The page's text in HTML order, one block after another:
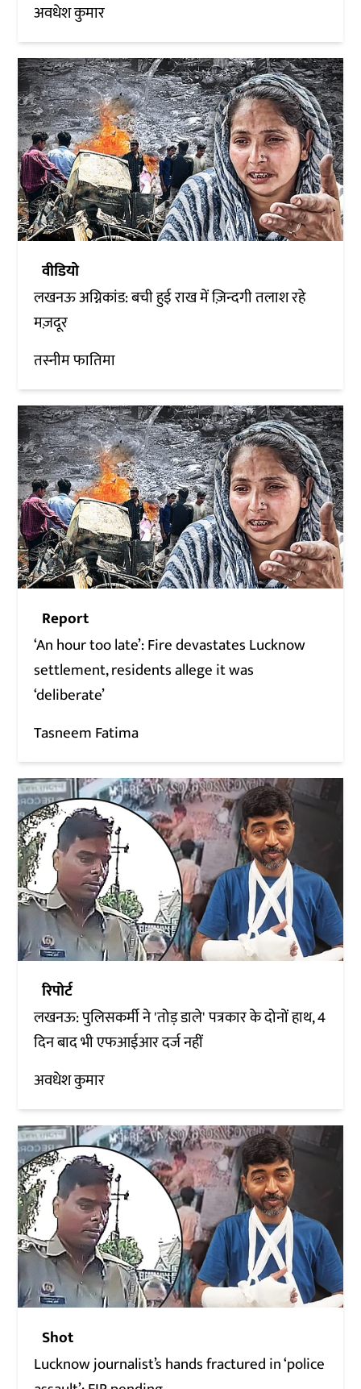
अवधेश कुमार
वीडियो
लखनऊ अग्निकांड: बची हुई राख में ज़िन्दगी तलाश रहे
मज़दूर
तस्नीम फातिमा
Report
‘An hour too late’: Fire devastates Lucknow
settlement, residents allege it was
‘deliberate’
Tasneem Fatima
रिपोर्ट
लखनऊ: पुलिसकर्मी ने 'तोड़ डाले' पत्रकार के दोनों हाथ, 4
दिन बाद भी एफआईआर दर्ज नहीं
अवधेश कुमार
Shot
Lucknow journalist’s hands fractured in ‘police